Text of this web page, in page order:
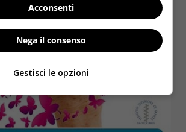
Acconsenti
Nega il consenso
Gestisci le opzioni